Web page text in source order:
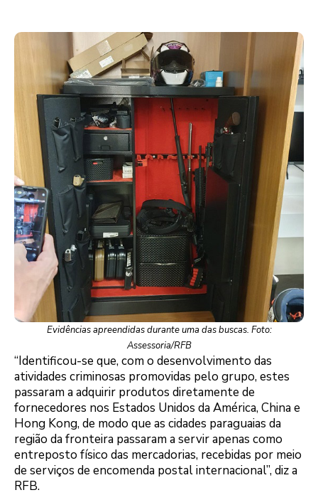
Evidências apreendidas durante uma das buscas. Foto:
Assessoria/RFB
“Identificou-se que, com o desenvolvimento das
atividades criminosas promovidas pelo grupo, estes
passaram a adquirir produtos diretamente de
fornecedores nos Estados Unidos da América, China e
Hong Kong, de modo que as cidades paraguaias da
região da fronteira passaram a servir apenas como
entreposto físico das mercadorias, recebidas por meio
de serviços de encomenda postal internacional”, diz a
RFB.